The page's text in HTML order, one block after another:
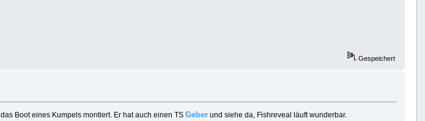
Gespeichert
Boot eines Kumpels montiert. Er hat auch einen TSGeber und siehe da, Fishreveal läuft wunderbar.